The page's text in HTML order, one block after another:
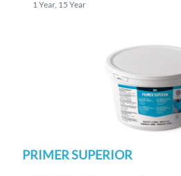
1 Year, 15 Year
PRIMER SUPERIOR